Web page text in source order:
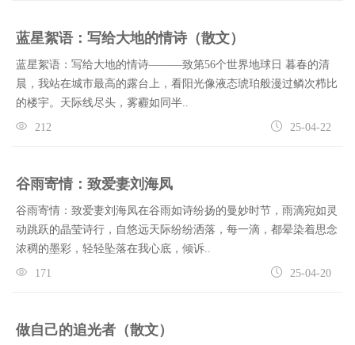
蓝星絮语：写给大地的情诗（散文）
蓝星絮语：写给大地的情诗———致第56个世界地球日 暮春的清
晨，我站在城市最高的露台上，看阳光像液态琥珀般漫过鳞次栉比
的楼宇。天际线尽头，雾霾如同半..
212 25-04-22
谷雨寄情：致爱妻刘海凤
谷雨寄情：致爱妻刘海凤在谷雨如诗纷扬的曼妙时节，雨滴宛如灵
动跳跃的晶莹诗行，自悠远天际纷纷洒落，每一滴，都晕染着思念
浓稠的墨彩，轻轻坠落在我心底，倾诉..
171 25-04-20
做自己的追光者（散文）